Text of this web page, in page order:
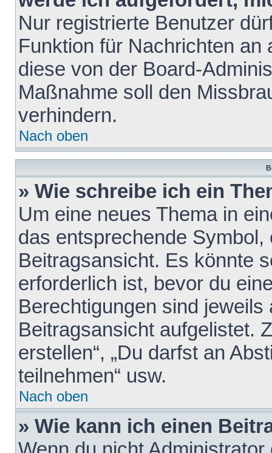
Nur registrierte Benutzer
Funktion für Nachrichten
diese von der Board-
Maßnahme soll den
verhindern.
Nach oben
» Wie schreibe ich ein
Um eine neues Thema in
das entsprechende
Beitragsansicht. Es könnte
erforderlich ist, bevor du
Berechtigungen sind
Beitragsansicht aufgelistet.
erstellen“, „Du darfst an
teilnehmen“ usw.
Nach oben
» Wie kann ich einen